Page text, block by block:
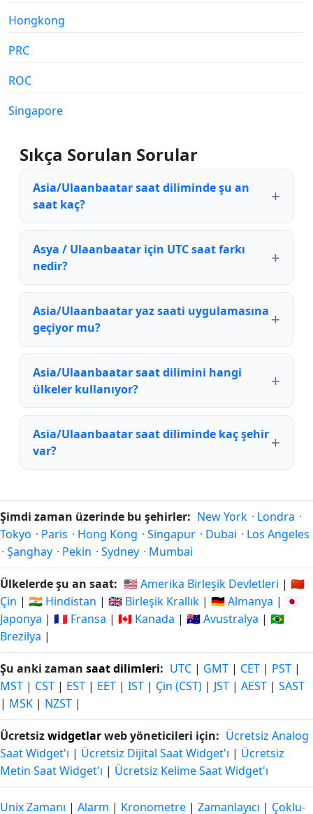
Hongkong
PRC
ROC
Singapore
Sıkça Sorulan Sorular
Asia/Ulaanbaatar saat diliminde şu an
saat kaç?
Asya / Ulaanbaatar için UTC saat farkı
nedir?
Asia/Ulaanbaatar yaz saati uygulamasına
geçiyor mu?
Asia/Ulaanbaatar saat dilimini hangi
ülkeler kullanıyor?
Asia/Ulaanbaatar saat diliminde kaç şehir
var?
Şimdi zaman üzerinde bu şehirler: New York · Londra ·
Tokyo · Paris · Hong Kong · Singapur · Dubai · Los Angeles
· Şanghay · Pekin · Sydney · Mumbai
Ülkelerde şu an saat: 🇺🇸 Amerika Birleşik Devletleri | 🇨🇳
Çin | 🇮🇳 Hindistan | 🇬🇧 Birleşik Krallık | 🇩🇪 Almanya | 🇯🇵
Japonya | 🇫🇷 Fransa | 🇨🇦 Kanada | 🇦🇺 Avustralya | 🇧🇷
Brezilya |
Şu anki zaman saat dilimleri: UTC | GMT | CET | PST |
MST | CST | EST | EET | IST | Çin (CST) | JST | AEST | SAST
| MSK | NZST |
Ücretsizwidgetlarweb yöneticileri için: Ücretsiz Analog
Saat Widget'ı | Ücretsiz Dijital Saat Widget'ı | Ücretsiz
Metin Saat Widget'ı | Ücretsiz Kelime Saat Widget'ı
Unix Zamanı | Alarm | Kronometre | Zamanlayıcı | Çoklu-